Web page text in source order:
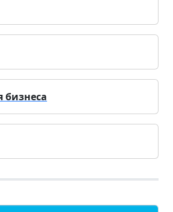
бизнеса